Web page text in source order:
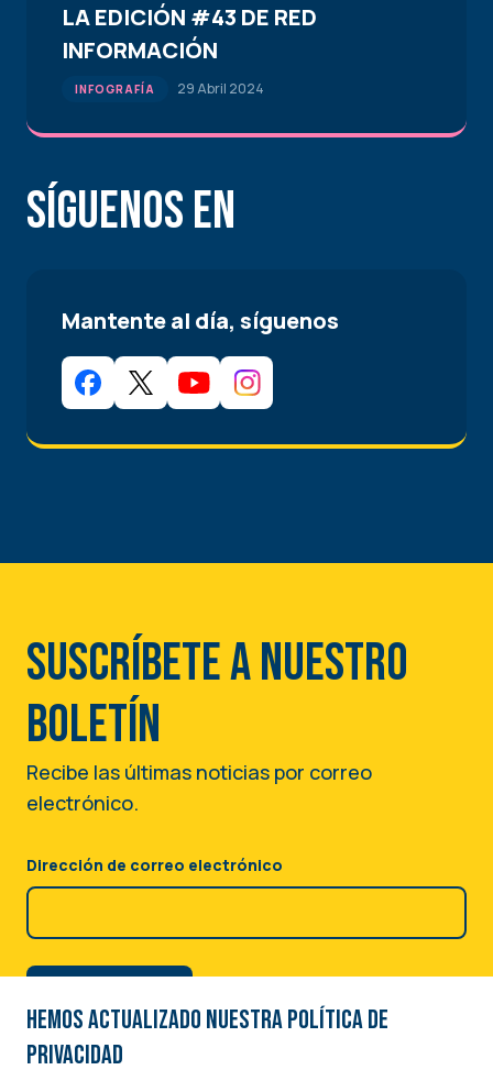
LA EDICIÓN #43 DE RED
INFORMACIÓN
INFOGRAFÍA 29 Abril 2024
Síguenos en
Mantente al día, síguenos
Suscríbete a nuestro
boletín
Recibe las últimas noticias por correo
electrónico.
Dirección de correo electrónico
Hemos actualizado nuestra Política de
privacidad